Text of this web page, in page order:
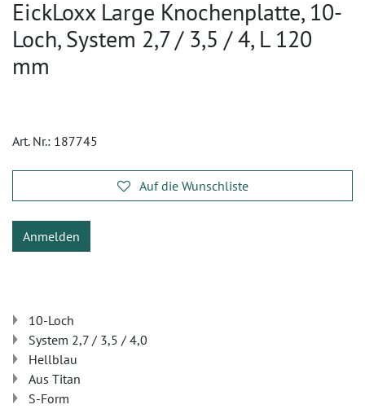
EickLoxx Large Knochenplatte, 10-
Loch, System 2,7 / 3,5 / 4, L 120
mm
Art. Nr.: 187745
Auf die Wunschliste
Anmelden
10-Loch
System 2,7 / 3,5 / 4,0
Hellblau
Aus Titan
S-Form